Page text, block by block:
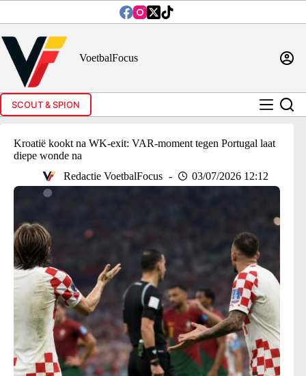
inhoud
VoetbalFocus
SCOUT & SPION
Kroatië kookt na WK-exit: VAR-moment tegen Portugal laat
diepe wonde na
Redactie VoetbalFocus
03/07/2026 12:12